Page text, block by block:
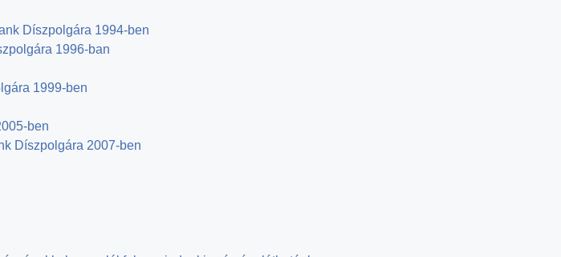
Díszpolgára 1994-ben
1996-ban
1999-ben
ben
Díszpolgára 2007-ben